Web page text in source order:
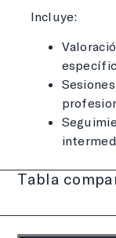
Incluye:
Tabla